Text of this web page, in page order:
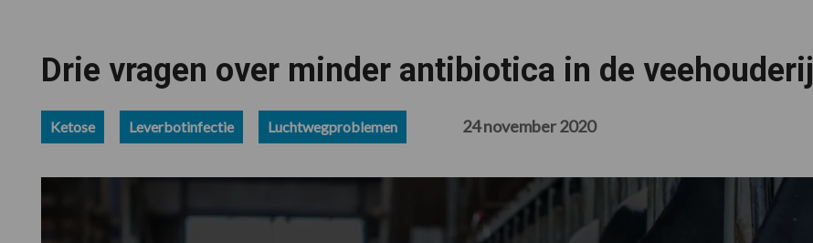
Drie vragen over minder antibiotica in de veehouderij
Ketose Leverbotinfectie Luchtwegproblemen 24 november 2020